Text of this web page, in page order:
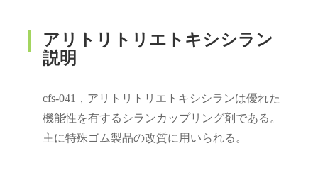
アリトリトリエトキシシラン
説明
cfs‐041，アリトリトリエトキシシランは優れた
機能性を有するシランカップリング剤である。
主に特殊ゴム製品の改質に用いられる。